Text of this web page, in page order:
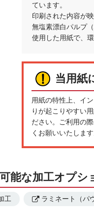
ています。
印刷された内容が
無塩素漂白パルプ
使用した用紙で、
当用紙
用紙の特性上、イ
りが起こりやすい
ださい。ご利用の
くお願いいたします
能な加工オプシ
工 ラミネート（パ